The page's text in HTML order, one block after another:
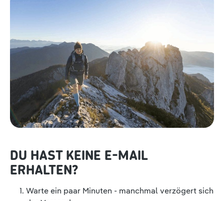
DU HAST KEINE E-MAIL
ERHALTEN?
Warte ein paar Minuten - manchmal verzögert sich